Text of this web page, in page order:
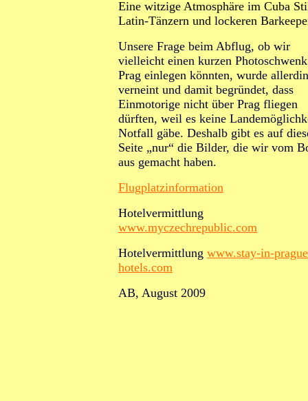
Eine witzige Atmosphäre im Cuba
Latin-Tänzern und lockeren
Unsere Frage beim Abflug, ob wir
vielleicht einen kurzen
Prag einlegen könnten, wurde
verneint und damit begründet, dass
Einmotorige nicht über Prag fliegen
dürften, weil es keine
Notfall gäbe. Deshalb gibt es auf
Seite „nur“ die Bilder, die wir vom
aus gemacht haben.
Flugplatzinformation
Hotelvermittlung
www.myczechrepublic.com
Hotelvermittlung www.stay-in-
hotels.com
AB, August 2009